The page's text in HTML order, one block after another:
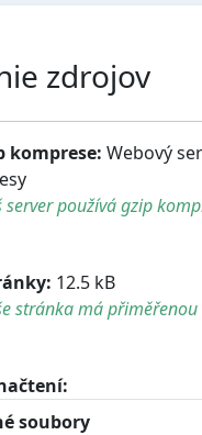
zdrojov
komprese: Webový
server používá gzip
12.5 kB
stránka má přiměřenou
soubory